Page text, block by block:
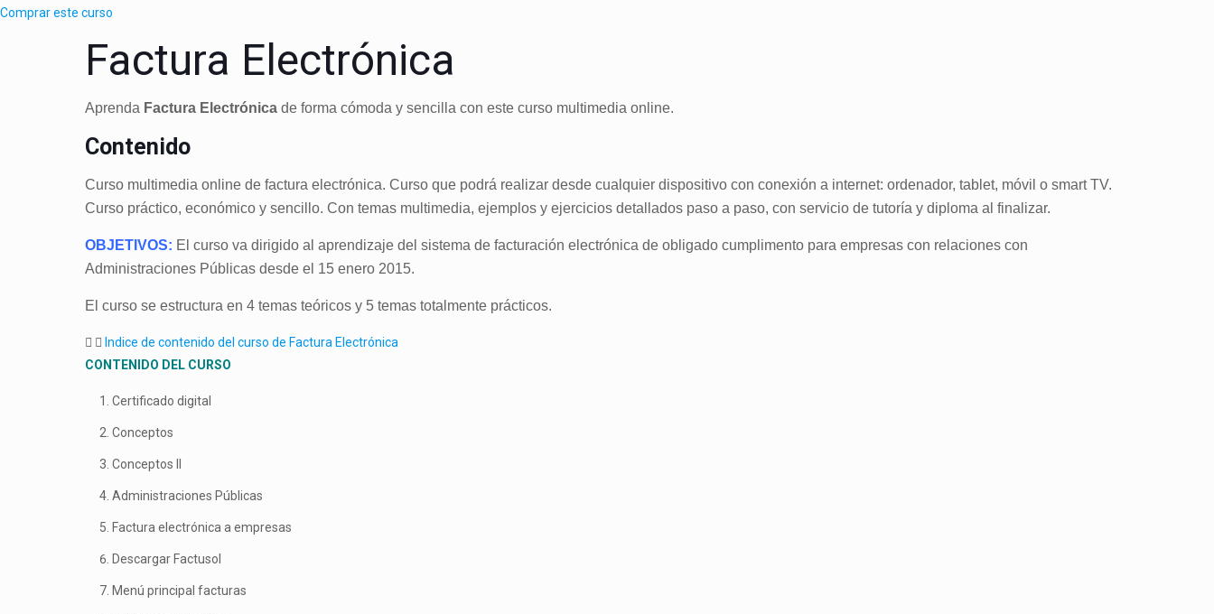
Comprar este curso
Factura Electrónica
Aprenda Factura Electrónicade forma cómoda y sencilla con este curso multimedia online.
Contenido
Curso multimedia online de factura electrónica. Curso que podrá realizar desde cualquier dispositivo con conexión a internet: ordenador, tablet, móvil o smart TV.
Curso práctico, económico y sencillo. Con temas multimedia, ejemplos y ejercicios detallados paso a paso, con servicio de tutoría y diploma al finalizar.
OBJETIVOS: El curso va dirigido al aprendizaje del sistema de facturación electrónica de obligado cumplimento para empresas con relaciones con
Administraciones Públicas desde el 15 enero 2015.
El curso se estructura en 4 temas teóricos y 5 temas totalmente prácticos.
Indice de contenido del curso de Factura Electrónica
CONTENIDO DEL CURSO
Certificado digital
Conceptos
Conceptos II
Administraciones Públicas
Factura electrónica a empresas
Descargar Factusol
Menú principal facturas